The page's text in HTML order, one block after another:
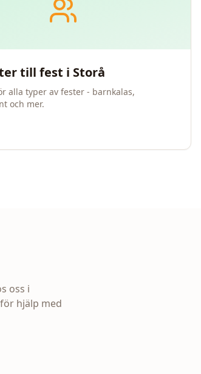
till fest i Storå
alla typer av fester - barnkalas,
och mer.
oss i
för hjälp med